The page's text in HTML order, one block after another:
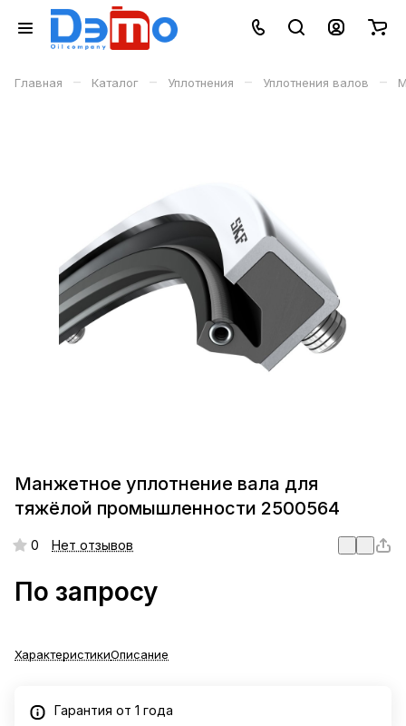
Главная – Каталог – Уплотнения – Уплотнения валов –
Манжетное уплотнение вала для
тяжёлой промышленности 2500564
0 Нет отзывов
По запросу
ХарактеристикиОписание
Гарантия от 1 года